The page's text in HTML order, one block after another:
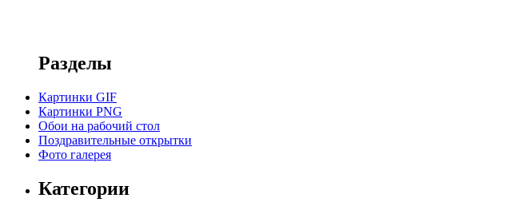
Разделы
Картинки GIF
Картинки PNG
Обои на рабочий стол
Поздравительные открытки
Фото галерея
Категории